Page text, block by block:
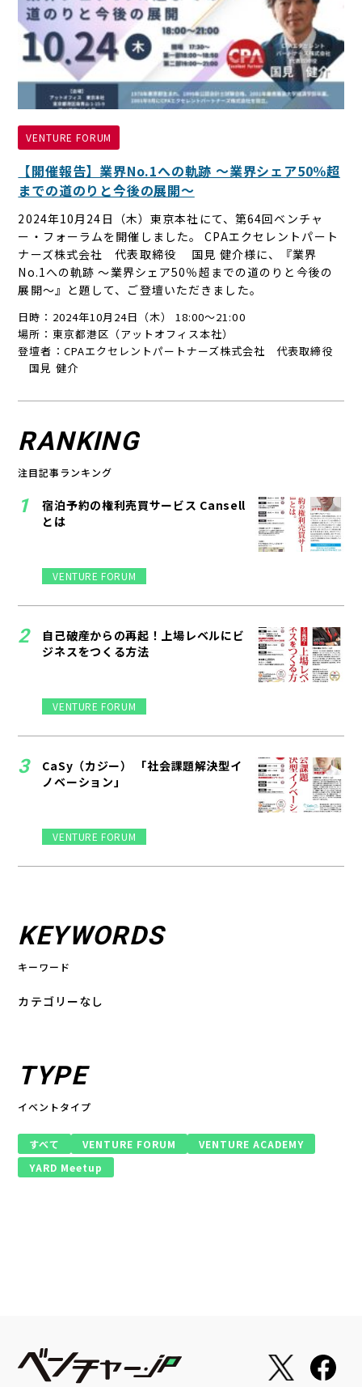
VENTURE FORUM
【開催報告】業界No.1への軌跡 〜業界シェア50％超
までの道のりと今後の展開〜
2024年10月24日（木）東京本社にて、第64回ベンチャ
ー・フォーラムを開催しました。 CPAエクセレントパート
ナーズ株式会社 代表取締役 国見 健介様に、『業界
No.1への軌跡 〜業界シェア50％超までの道のりと今後の
展開〜』と題して、ご登壇いただきました。
日時：2024年10月24日（木） 18:00～21:00
場所：東京都港区（アットオフィス本社）
登壇者：CPAエクセレントパートナーズ株式会社 代表取締役
国見 健介
RANKING
注目記事ランキング
宿泊予約の権利売買サービス Cansell
とは
VENTURE FORUM
自己破産からの再起！上場レベルにビ
ジネスをつくる方法
VENTURE FORUM
CaSy（カジー） 「社会課題解決型イ
ノベーション」
VENTURE FORUM
KEYWORDS
キーワード
カテゴリーなし
TYPE
イベントタイプ
すべて VENTURE FORUM
VENTURE ACADEMY
YARD Meetup